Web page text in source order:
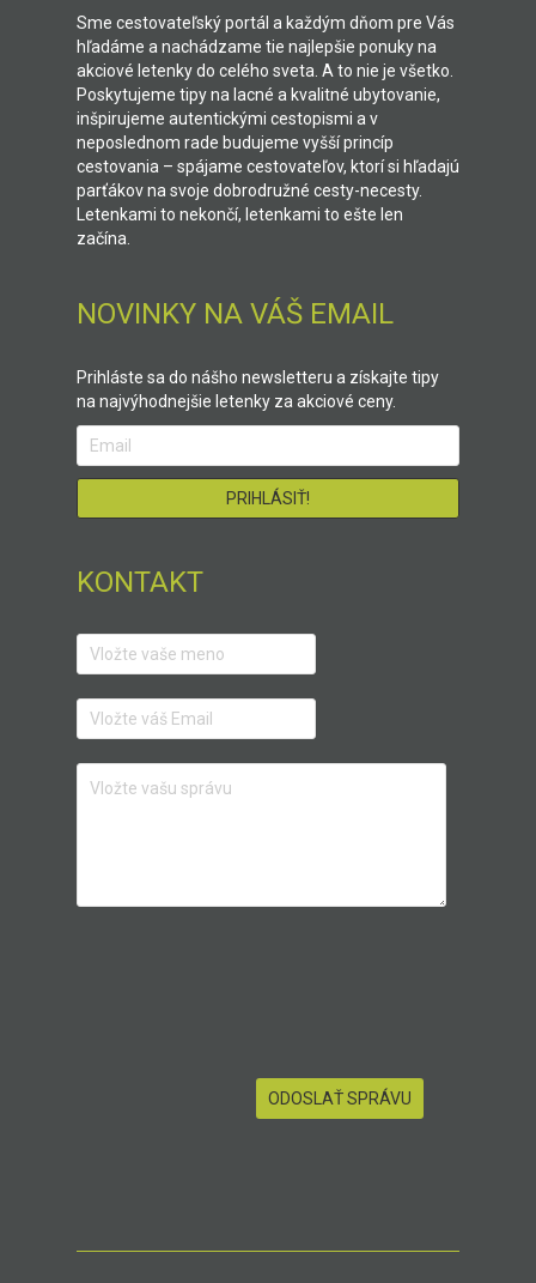
Sme cestovateľský portál a každým dňom pre Vás
hľadáme a nachádzame tie najlepšie ponuky na
akciové letenky do celého sveta. A to nie je všetko.
Poskytujeme tipy na lacné a kvalitné ubytovanie,
inšpirujeme autentickými cestopismi a v
neposlednom rade budujeme vyšší princíp
cestovania – spájame cestovateľov, ktorí si hľadajú
parťákov na svoje dobrodružné cesty-necesty.
Letenkami to nekončí, letenkami to ešte len
začína.
NOVINKY NA VÁŠ EMAIL
Prihláste sa do nášho newsletteru a získajte tipy
na najvýhodnejšie letenky za akciové ceny.
KONTAKT